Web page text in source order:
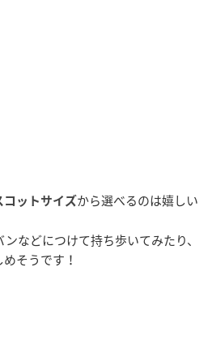
コットサイズから選べるのは嬉しい
などにつけて持ち歩いてみたり、
そうです！